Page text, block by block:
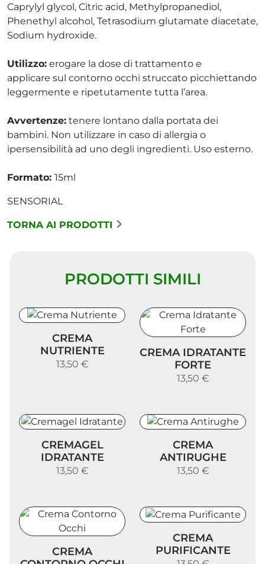
Caprylyl glycol, Citric acid, Methylpropanediol,
Phenethyl alcohol, Tetrasodium glutamate diacetate,
Sodium hydroxide.
Utilizzo: erogare la dose di trattamento e
applicare sul contorno occhi struccato picchiettando
leggermente e ripetutamente tutta l’area.
Avvertenze: tenere lontano dalla portata dei
bambini. Non utilizzare in caso di allergia o
ipersensibilità ad uno degli ingredienti. Uso esterno.
Formato: 15ml
SENSORIAL
TORNA AI PRODOTTI
PRODOTTI SIMILI
CREMA
NUTRIENTE
13,50 €
CREMA IDRATANTE
FORTE
13,50 €
CREMAGEL
IDRATANTE
13,50 €
CREMA
ANTIRUGHE
13,50 €
CREMA
CREMA
PURIFICANTE